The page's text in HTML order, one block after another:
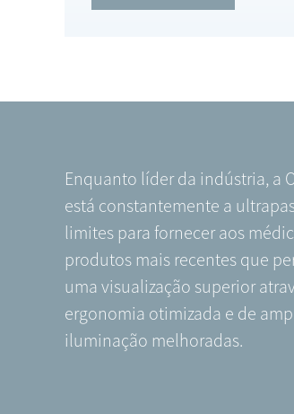
Enquanto líder da indústria, a
está constantemente a
limites para fornecer aos
produtos mais recentes que
uma visualização superior
ergonomia otimizada e de
iluminação melhoradas.